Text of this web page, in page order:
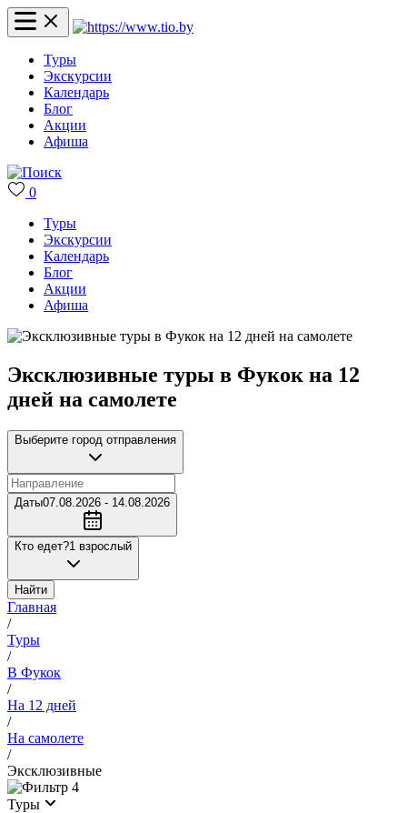
Туры
Экскурсии
Календарь
Блог
Акции
Афиша
0
Туры
Экскурсии
Календарь
Блог
Акции
Афиша
Эксклюзивные туры в Фукок на 12
дней на самолете
Выберите город отправления
Даты07.08.2026 - 14.08.2026
Кто едет?1 взрослый
Найти
Главная
/
Туры
/
В Фукок
/
На 12 дней
/
На самолете
/
Эксклюзивные
4
Туры